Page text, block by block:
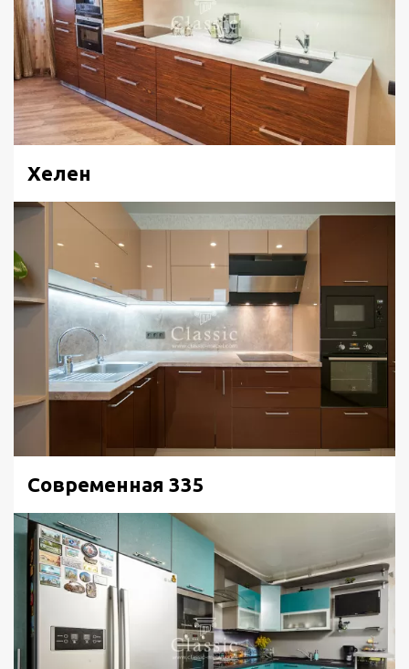
Хелен
Современная 335